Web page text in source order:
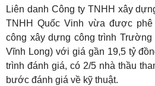
Liên danh Công ty TNHH xây
TNHH Quốc Vinh vừa được
công xây dựng công trình
Vĩnh Long) với giá gần 19,5 tỷ
trình đánh giá, có 2/5 nhà thầu
bước đánh giá về kỹ thuật.